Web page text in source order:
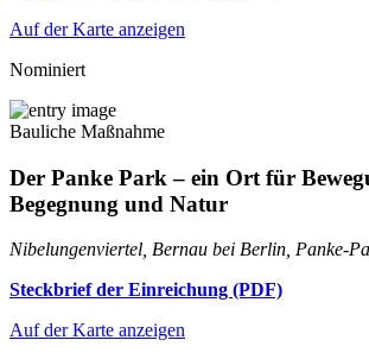
Auf der Karte anzeigen
Nominiert
Bauliche Maßnahme
Der Panke Park – ein Ort für
Begegnung und Natur
Nibelungenviertel, Bernau bei Berlin, Panke-
Steckbrief der Einreichung (PDF)
Auf der Karte anzeigen